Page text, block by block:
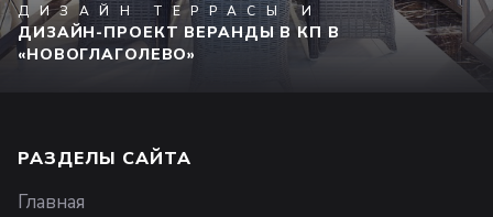
ДИЗАЙН ТЕРРАСЫ И
ДИЗАЙН-ПРОЕКТ ВЕРАНДЫ В КП В
«НОВОГЛАГОЛЕВО»
РАЗДЕЛЫ САЙТА
Главная